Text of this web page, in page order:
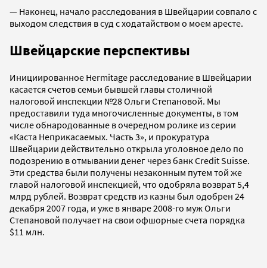
— Наконец, начало расследования в Швейцарии совпало с
выходом следствия в суд с ходатайством о моем аресте.
Швейцарские перспективы
Инициированное Hermitage расследование в Швейцарии
касается счетов семьи бывшей главы столичной
налоговой инспекции №28 Ольги Степановой. Мы
предоставили туда многочисленные документы, в том
числе обнародованные в очередном ролике из серии
«Каста Неприкасаемых. Часть 3», и прокуратура
Швейцарии действительно открыла уголовное дело по
подозрению в отмывании денег через банк Credit Suisse.
Эти средства были получены незаконным путем той же
главой налоговой инспекцией, что одобряла возврат 5,4
млрд рублей. Возврат средств из казны был одобрен 24
декабря 2007 года, и уже в январе 2008-го муж Ольги
Степановой получает на свои офшорные счета порядка
$11 млн.